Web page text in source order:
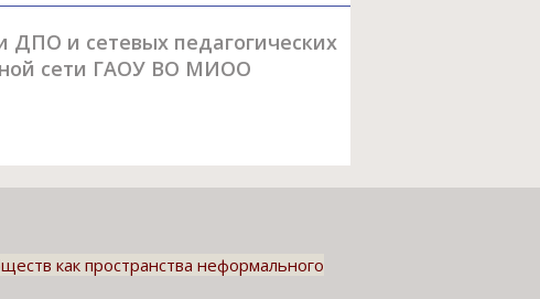
и сетевых педагогических
сети ГАОУ ВО МИОО
как пространства неформального